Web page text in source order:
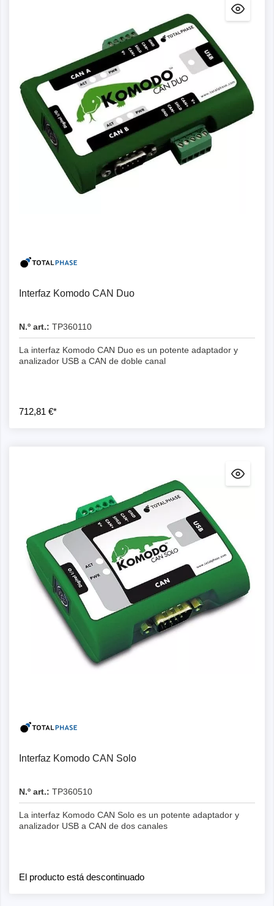
Interfaz Komodo CAN Duo
N.º art.: TP360110
La interfaz Komodo CAN Duo es un potente adaptador y
analizador USB a CAN de doble canal
712,81 €*
Interfaz Komodo CAN Solo
N.º art.: TP360510
La interfaz Komodo CAN Solo es un potente adaptador y
analizador USB a CAN de dos canales
El producto está descontinuado